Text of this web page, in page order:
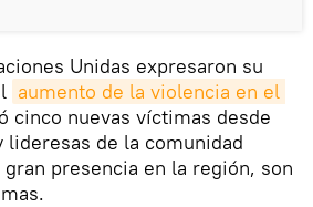
Unidas expresaron su
aumento de la violencia en el
cinco nuevas víctimas desde
lideresas de la comunidad
presencia en la región, son